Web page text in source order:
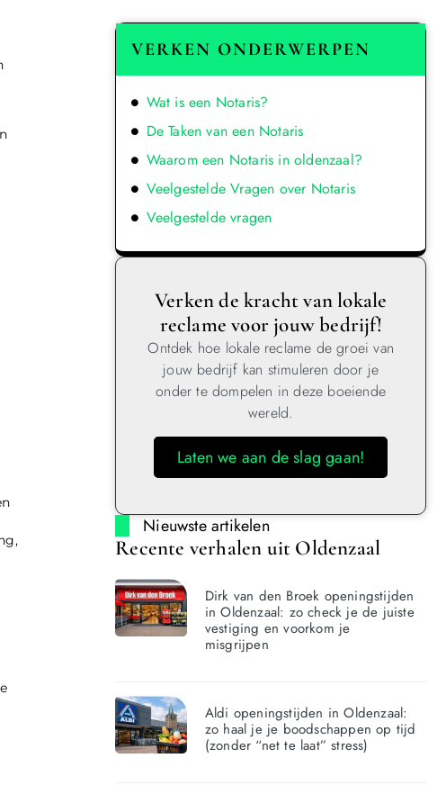
VERKEN ONDERWERPEN
Wat is een Notaris?
De Taken van een Notaris
Waarom een Notaris in oldenzaal?
Veelgestelde Vragen over Notaris
Veelgestelde vragen
Verken de kracht van lokale
reclame voor jouw bedrijf!
Ontdek hoe lokale reclame de groei van
jouw bedrijf kan stimuleren door je
onder te dompelen in deze boeiende
wereld.
Laten we aan de slag gaan!
Nieuwste artikelen
Recente verhalen uit Oldenzaal
Dirk van den Broek openingstijden
in Oldenzaal: zo check je de juiste
vestiging en voorkom je
misgrijpen
Aldi openingstijden in Oldenzaal:
zo haal je je boodschappen op tijd
(zonder “net te laat” stress)